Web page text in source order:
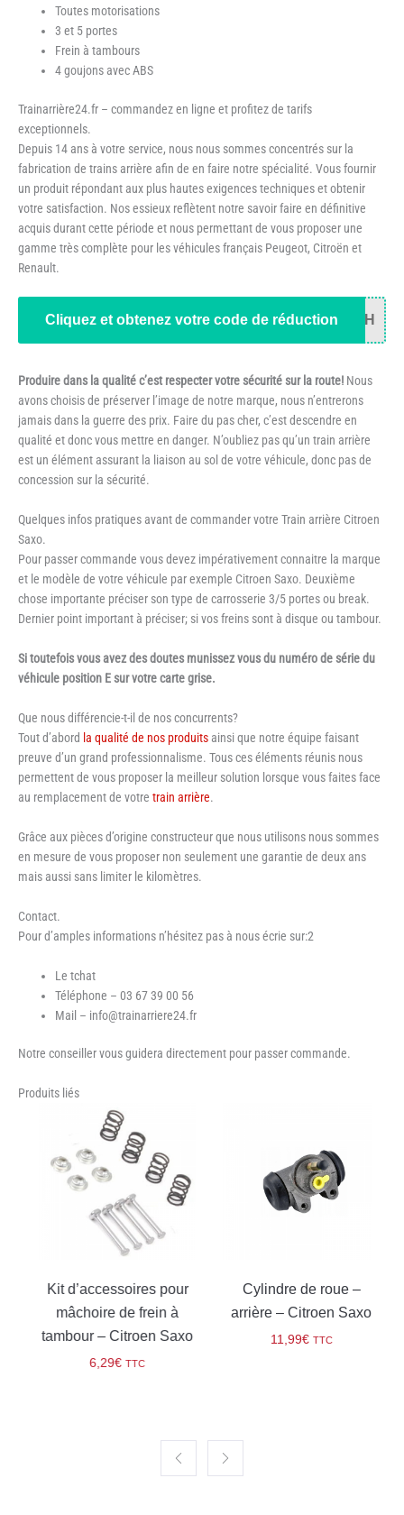
Toutes motorisations
3 et 5 portes
Frein à tambours
4 goujons avec ABS
Trainarrière24.fr – commandez en ligne et profitez de tarifs
exceptionnels.
Depuis 14 ans à votre service, nous nous sommes concentrés sur la
fabrication de trains arrière afin de en faire notre spécialité. Vous fournir
un produit répondant aux plus hautes exigences techniques et obtenir
votre satisfaction. Nos essieux reflètent notre savoir faire en définitive
acquis durant cette période et nous permettant de vous proposer une
gamme très complète pour les véhicules français Peugeot, Citroën et
Renault.
Cliquez et obtenez votre code de réduction 34H
Produire dans la qualité c’est respecter votre sécurité sur la route! Nous
avons choisis de préserver l’image de notre marque, nous n’entrerons
jamais dans la guerre des prix. Faire du pas cher, c’est descendre en
qualité et donc vous mettre en danger. N’oubliez pas qu’un train arrière
est un élément assurant la liaison au sol de votre véhicule, donc pas de
concession sur la sécurité.
Quelques infos pratiques avant de commander votre Train arrière Citroen
Saxo.
Pour passer commande vous devez impérativement connaitre la marque
et le modèle de votre véhicule par exemple Citroen Saxo. Deuxième
chose importante préciser son type de carrosserie 3/5 portes ou break.
Dernier point important à préciser; si vos freins sont à disque ou tambour.
Si toutefois vous avez des doutes munissez vous du numéro de série du
véhicule position E sur votre carte grise.
Que nous différencie-t-il de nos concurrents?
Tout d’abord la qualité de nos produits ainsi que notre équipe faisant
preuve d’un grand professionnalisme. Tous ces éléments réunis nous
permettent de vous proposer la meilleur solution lorsque vous faites face
au remplacement de votre train arrière.
Grâce aux pièces d’origine constructeur que nous utilisons nous sommes
en mesure de vous proposer non seulement une garantie de deux ans
mais aussi sans limiter le kilomètres.
Contact.
Pour d’amples informations n’hésitez pas à nous écrie sur:2
Le tchat
Téléphone – 03 67 39 00 56
Mail – info@trainarriere24.fr
Notre conseiller vous guidera directement pour passer commande.
Produits liés
Kit d’accessoires pour
mâchoire de frein à
tambour – Citroen Saxo
6,29€ TTC
Cylindre de roue –
arrière – Citroen Saxo
11,99€ TTC